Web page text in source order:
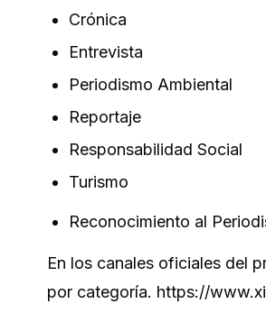
Crónica
Entrevista
Periodismo Ambiental
Reportaje
Responsabilidad Social
Turismo
Reconocimiento al
En los canales oficiales del
por categoría. https://